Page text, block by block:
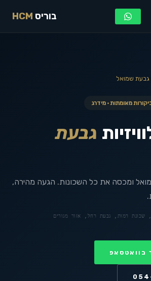
בוריס HCM
גבעת שמואל
גבעת
ומכסה את כל השכונות. הגעה מהירה,
שכונת רמות, גבעת רחל, אזור מגורים
בוואטסאפ